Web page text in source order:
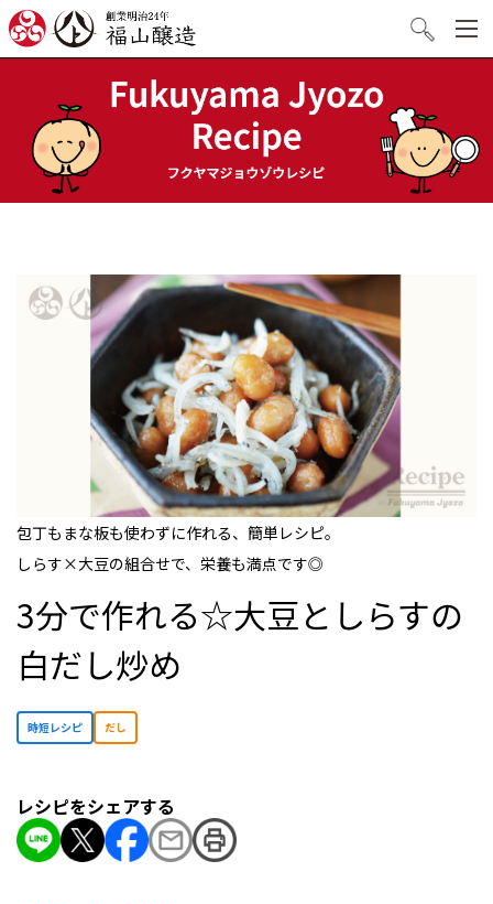
検索
包丁もまな板も使わずに作れる、簡単レシピ。
しらす×大豆の組合せで、栄養も満点です◎
3分で作れる☆大豆としらすの
白だし炒め
時短レシピ だし
レシピをシェアする